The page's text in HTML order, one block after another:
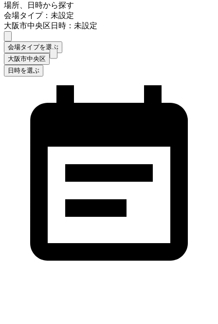
場所、日時から探す
会場タイプ：未設定
大阪市中央区日時：未設定
会場タイプを選ぶ
大阪市中央区
日時を選ぶ